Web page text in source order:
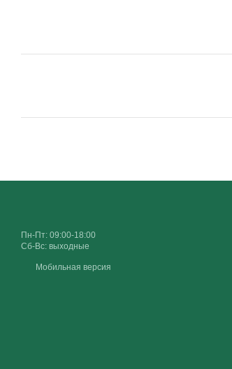
Пн-Пт: 09:00-18:00
Сб-Вс: выходные
Мобильная версия